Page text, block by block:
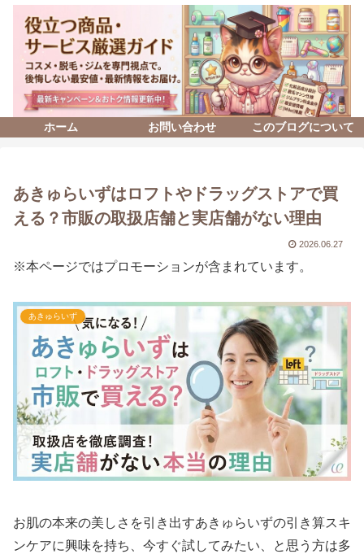
ホーム お問い合わせ このブログについて
あきゅらいずはロフトやドラッグストアで買
える？市販の取扱店舗と実店舗がない理由
2026.06.27
※本ページではプロモーションが含まれています。
あきゅらいず
お肌の本来の美しさを引き出すあきゅらいずの引き算スキ
ンケアに興味を持ち、今すぐ試してみたい、と思う方は多